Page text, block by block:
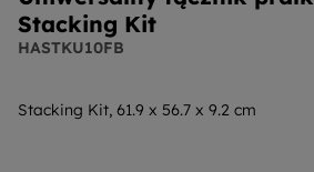
Stacking Kit
HASTKU10FB
Stacking Kit, 61.9 x 56.7 x 9.2 cm